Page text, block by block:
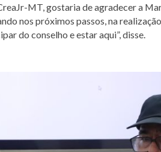
MT, gostaria de agradecer a
nos próximos passos, na
do conselho e estar aqui”, disse.